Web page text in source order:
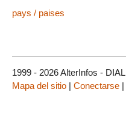
pays / paises
1999 - 2026 AlterInfos - DIAL
Mapa del sitio | Conectarse |